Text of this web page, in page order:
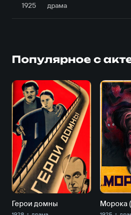
1925 драма
Популярное с
Герои домны Морока